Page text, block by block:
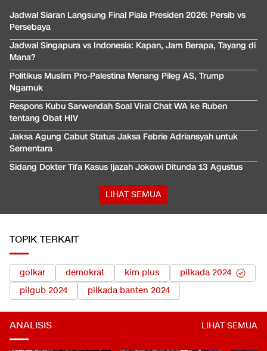
Jadwal Siaran Langsung Final Piala Presiden 2026: Persib vs
Persebaya
Jadwal Singapura vs Indonesia: Kapan, Jam Berapa, Tayang di
Mana?
Politikus Muslim Pro-Palestina Menang Pileg AS, Trump
Ngamuk
Respons Kubu Sarwendah Soal Viral Chat WA ke Ruben
tentang Obat HIV
Jaksa Agung Cabut Status Jaksa Febrie Adriansyah untuk
Sementara
Sidang Dokter Tifa Kasus Ijazah Jokowi Ditunda 13 Agustus
LIHAT SEMUA
TOPIK TERKAIT
golkar demokrat kim plus
pilkada 2024
pilgub 2024
pilkada banten 2024
ANALISIS LIHAT SEMUA